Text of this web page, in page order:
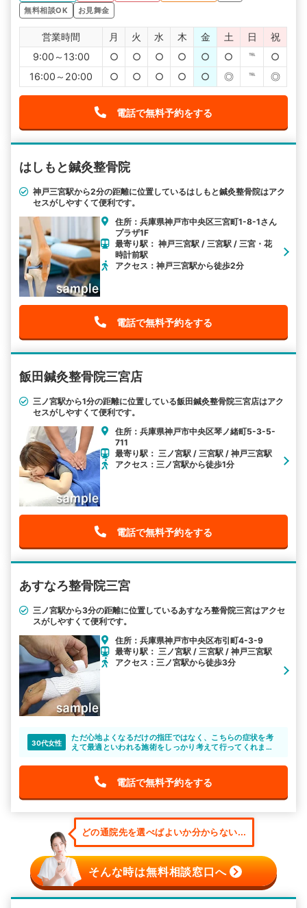
無料相談OK
お見舞金
営業時間 月 火 水 木 金 土 日
祝
9:00～13:00
○ ○ ○ ○ ○ ○ ℡
○
16:00～20:00
○ ○ ○ ○ ○ ◎ ℡ ◎
電話で無料予約をする
はしもと鍼灸整骨院
神戸三宮駅から2分の距離に位置しているはしもと鍼灸整骨院はアク
セスがしやすくて便利です。
住所：兵庫県神戸市中央区三宮町1-8-1さん
プラザ1F
最寄り駅： 神戸三宮駅 / 三宮駅 / 三宮・花
時計前駅
アクセス：神戸三宮駅から徒歩2分
電話で無料予約をする
飯田鍼灸整骨院三宮店
三ノ宮駅から1分の距離に位置している飯田鍼灸整骨院三宮店はアク
セスがしやすくて便利です。
住所：兵庫県神戸市中央区琴ノ緒町5-3-5-
711
最寄り駅： 三ノ宮駅 / 三宮駅 / 神戸三宮駅
アクセス：三ノ宮駅から徒歩1分
電話で無料予約をする
あすなろ整骨院三宮
三ノ宮駅から3分の距離に位置しているあすなろ整骨院三宮はアクセ
スがしやすくて便利です。
住所：兵庫県神戸市中央区布引町4-3-9
最寄り駅： 三ノ宮駅 / 三宮駅 / 神戸三宮駅
アクセス：三ノ宮駅から徒歩3分
30代女性
ただ心地よくなるだけの指圧ではなく、こちらの症状を考
えて最適といわれる施術をしっかり考えて行ってくれま
早めの復帰を目指すためにまっすぐな姿勢で向き合ってく
れるところがいいと思います。
電話で無料予約をする
どの通院先を選べばよいか分からない...
そんな時は無料相談窓口へ